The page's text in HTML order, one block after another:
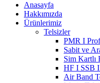
Anasayfa
Hakkımızda
Ürünlerimiz
Telsizler
PMR I
Sabit ve
Sim Kartlı
HF I SSB I
Air Band